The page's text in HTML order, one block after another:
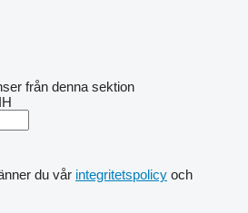
från denna sektion
du vår integritetspolicy och